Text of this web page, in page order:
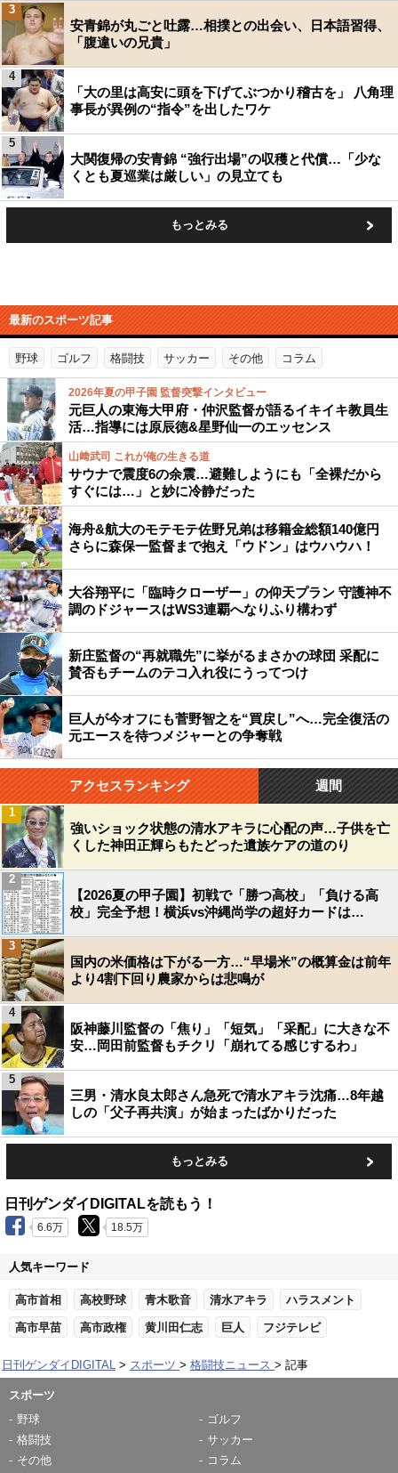
安青錦が丸ごと吐露…相撲との出会い、日本語習得、
「腹違いの兄貴」
3
「大の里は高安に頭を下げてぶつかり稽古を」 八角理
事長が異例の“指令”を出したワケ
4
大関復帰の安青錦 “強行出場”の収穫と代償…「少な
くとも夏巡業は厳しい」の見立ても
5
もっとみる
最新のスポーツ記事
野球 ゴルフ 格闘技 サッカー その他 コラム
2026年夏の甲子園 監督突撃インタビュー
元巨人の東海大甲府・仲沢監督が語るイキイキ教員生
活…指導には原辰徳&星野仙一のエッセンス
山﨑武司 これが俺の生きる道
サウナで震度6の余震…避難しようにも「全裸だから
すぐには…」と妙に冷静だった
海舟&航大のモテモテ佐野兄弟は移籍金総額140億円
さらに森保一監督まで抱え「ウドン」はウハウハ！
大谷翔平に「臨時クローザー」の仰天プラン 守護神不
調のドジャースはWS3連覇へなりふり構わず
新庄監督の“再就職先”に挙がるまさかの球団 采配に
賛否もチームのテコ入れ役にうってつけ
巨人が今オフにも菅野智之を“買戻し”へ…完全復活の
元エースを待つメジャーとの争奪戦
アクセスランキング 週間
強いショック状態の清水アキラに心配の声…子供を亡
くした神田正輝らもたどった遺族ケアの道のり
1
【2026夏の甲子園】初戦で「勝つ高校」「負ける高
校」完全予想！横浜vs沖縄尚学の超好カードは…
2
国内の米価格は下がる一方…“早場米”の概算金は前年
より4割下回り農家からは悲鳴が
3
阪神藤川監督の「焦り」「短気」「采配」に大きな不
安…岡田前監督もチクリ「崩れてる感じするわ」
4
三男・清水良太郎さん急死で清水アキラ沈痛…8年越
しの「父子再共演」が始まったばかりだった
5
もっとみる
日刊ゲンダイDIGITALを読もう！
6.6万 18.5万
人気キーワード
高市首相 高校野球 青木歌音 清水アキラ ハラスメント
高市早苗 高市政権 黄川田仁志 巨人 フジテレビ
日刊ゲンダイDIGITAL スポーツ 格闘技ニュース 記事
スポーツ
野球
ゴルフ
格闘技
サッカー
その他
コラム